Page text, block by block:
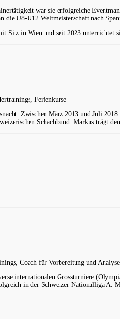
war sie erfolgreiche
die U8-U12 Weltmeisterschaft nach
Sitz in Wien und seit 2023 unterrichtet
Ferienkurse
Zwischen März 2013 und Juli
Schachbund. Markus trägt
Coach für Vorbereitung und
internationalen Grossturniere
in der Schweizer Nationalliga